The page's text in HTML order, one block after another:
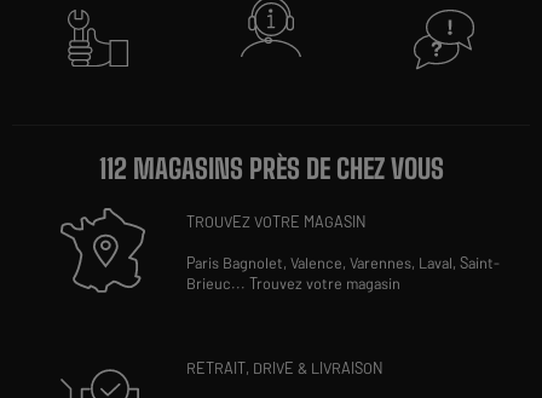
112 MAGASINS PRÈS DE CHEZ VOUS
TROUVEZ VOTRE MAGASIN
Paris Bagnolet,Valence,Varennes, Laval,Saint-
Brieuc...Trouvez votre magasin
RETRAIT, DRIVE & LIVRAISON